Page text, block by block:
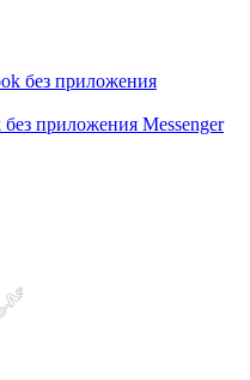
приложения Messenger